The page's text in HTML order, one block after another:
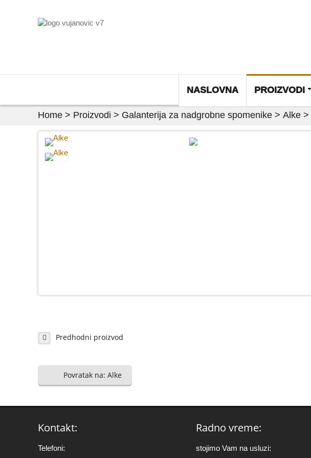
NASLOVNA PROIZVODI
Home > Proizvodi > Galanterija za nadgrobne spomenike > Alke >
Predhodni proizvod
Povratak na: Alke
Kontakt:
Telefoni:
Radno vreme:
stojimo Vam na usluzi: